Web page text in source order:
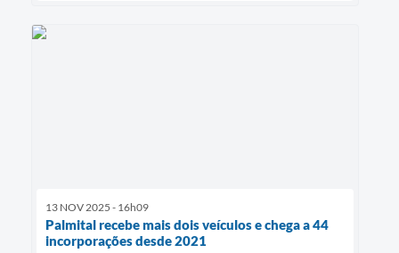
13 NOV 2025 - 16h09
Palmital recebe mais dois veículos e chega a 44
incorporações desde 2021